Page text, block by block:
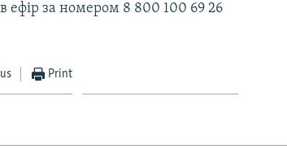
за номером 8 800 100 69 26
Print